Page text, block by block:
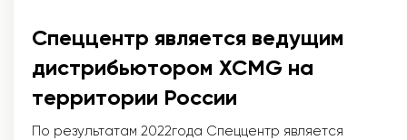
Спеццентр является ведущим
дистрибьютором XCMG на
территории России
По результатам 2022года Спеццентр является